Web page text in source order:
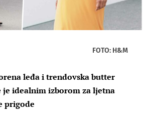
FOTO: H&M
leđa i trendovska butter
je idealnim izborom za ljetna
prigode